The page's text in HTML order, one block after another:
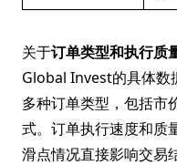
关于订单类型和执行质
Global Invest的具体数
多种订单类型，包括市
式。订单执行速度和质
滑点情况直接影响交易